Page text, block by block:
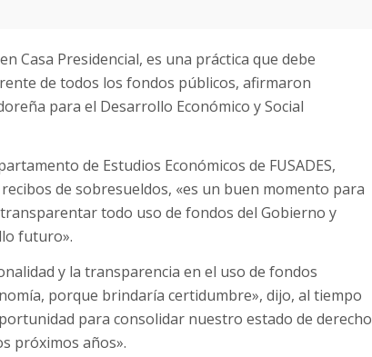
Casa Presidencial, es una práctica que debe
de todos los fondos públicos, afirmaron
para el Desarrollo Económico y Social
de Estudios Económicos de FUSADES,
de sobresueldos, «es un buen momento para
todo uso de fondos del Gobierno y
futuro».
y la transparencia en el uso de fondos
porque brindaría certidumbre», dijo, al tiempo
para consolidar nuestro estado de derecho
próximos años».